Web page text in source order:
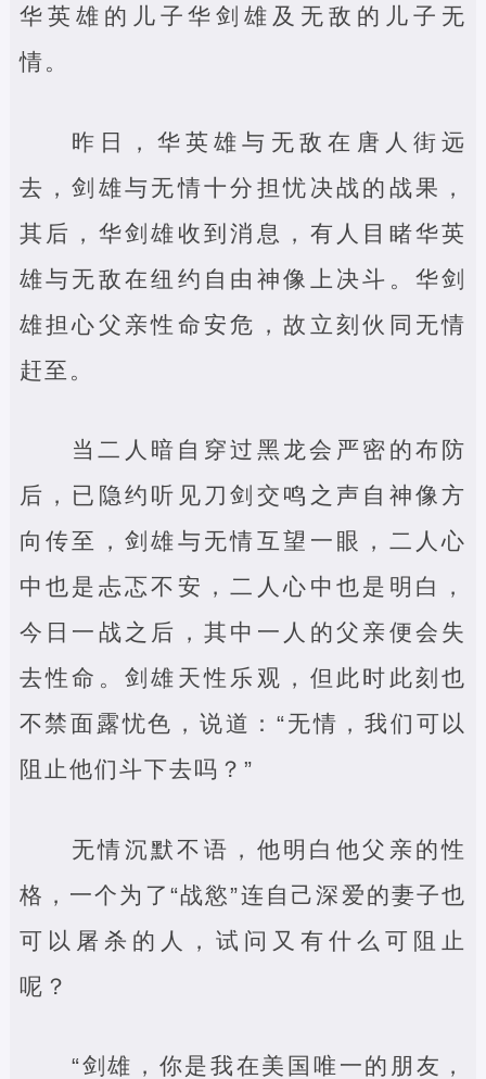
华英雄的儿子华剑雄及无敌的儿子无
情。
昨日，华英雄与无敌在唐人街远
去，剑雄与无情十分担忧决战的战果，
其后，华剑雄收到消息，有人目睹华英
雄与无敌在纽约自由神像上决斗。华剑
雄担心父亲性命安危，故立刻伙同无情
赶至。
当二人暗自穿过黑龙会严密的布防
后，已隐约听见刀剑交鸣之声自神像方
向传至，剑雄与无情互望一眼，二人心
中也是忐忑不安，二人心中也是明白，
今日一战之后，其中一人的父亲便会失
去性命。剑雄天性乐观，但此时此刻也
不禁面露忧色，说道：“无情，我们可以
阻止他们斗下去吗？”
无情沉默不语，他明白他父亲的性
格，一个为了“战慾”连自己深爱的妻子也
可以屠杀的人，试问又有什么可阻止
呢？
“剑雄，你是我在美国唯一的朋友，